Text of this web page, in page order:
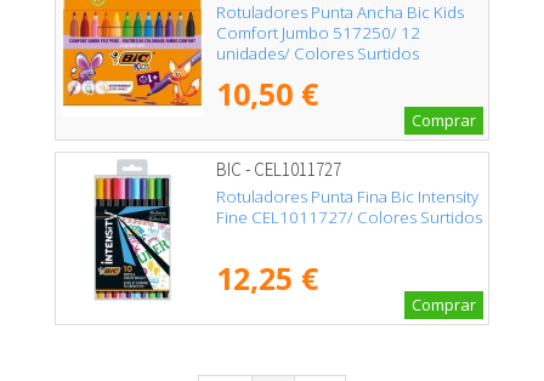
Rotuladores Punta Ancha Bic Kids
Comfort Jumbo 517250/ 12
unidades/ Colores Surtidos
10,50 €
Comprar
BIC - CEL1011727
Rotuladores Punta Fina Bic Intensity
Fine CEL1011727/ Colores Surtidos
12,25 €
Comprar